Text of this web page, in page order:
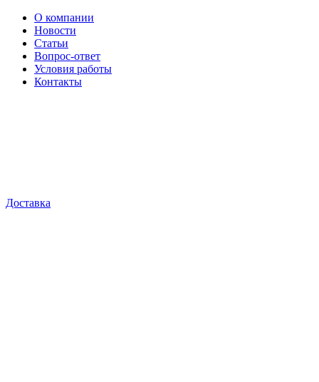
О компании
Новости
Статьи
Вопрос-ответ
Условия работы
Контакты
Доставка